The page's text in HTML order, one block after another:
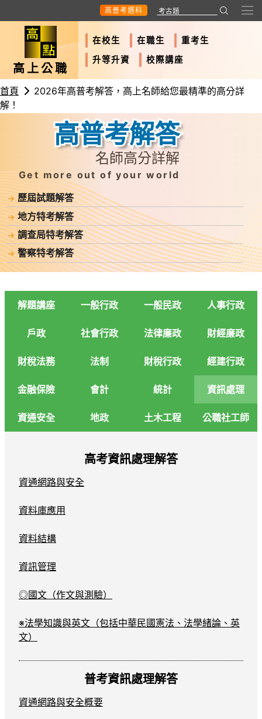
高普考選科
高上公職
在校生 在職生
重考生
升等升資
校際講座
首頁
2026年高普考解答，高上名師給您最精準的高分詳
解！
高普考解答
名師高分詳解
Get more out of your world
歷屆試題解答
地方特考解答
調查局特考解答
警察特考解答
解題講座 一般行政 一般民政 人事行政
戶政 社會行政 法律廉政 財經廉政
財稅法務 法制 財稅行政 經建行政
金融保險 會計 統計 資訊處理
資通安全 地政 土木工程 公職社工師
高考資訊處理解答
資通網路與安全
資料庫應用
資料結構
資訊管理
◎國文（作文與測驗）
※法學知識與英文（包括中華民國憲法、法學緒論、英
文）
普考資訊處理解答
資通網路與安全概要